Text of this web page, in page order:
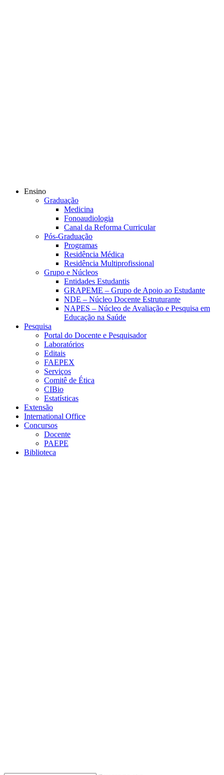
Ensino
Graduação
Medicina
Fonoaudiologia
Canal da Reforma Curricular
Pós-Graduação
Programas
Residência Médica
Residência Multiprofissional
Grupo e Núcleos
Entidades Estudantis
GRAPEME – Grupo de Apoio ao Estudante
NDE – Núcleo Docente Estruturante
NAPES – Núcleo de Avaliação e Pesquisa em
Educação na Saúde
Pesquisa
Portal do Docente e Pesquisador
Laboratórios
Editais
FAEPEX
Serviços
Comitê de Ética
CIBio
Estatísticas
Extensão
International Office
Concursos
Docente
PAEPE
Biblioteca